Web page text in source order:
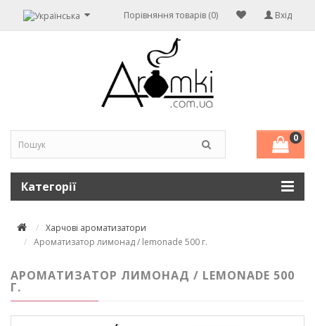
Вхід
Порівняння товарів (0)
0
Категорії
Харчові ароматизатори
Ароматизатор лимонад / lemonade 500 г.
АРОМАТИЗАТОР ЛИМОНАД / LEMONADE 500
Г.